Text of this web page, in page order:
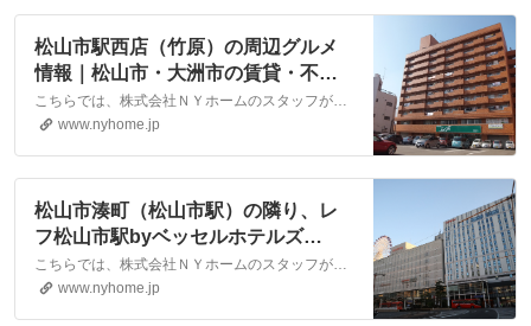
松山市駅西店（竹原）の周辺グルメ
情報｜松山市・大洲市の賃貸・不動
産なら株式会社NYホーム
こちらでは、株式会社ＮＹホームのスタッフが執筆したスタッフブログ記事、「松山市駅西店（竹原）の周辺グルメ情報」をご紹介しております。他にも様々なテーマの記事がありますので、お住まい探しの合間にぜひご一読ください！
www.nyhome.jp
松山市湊町（松山市駅）の隣り、レ
フ松山市駅byベッセルホテルズ
（REF VESSEL HOTELS）宿泊日記
｜松山市・大洲市の賃貸・不動産な
ら株式会社NYホーム
こちらでは、株式会社ＮＹホームのスタッフが執筆したスタッフブログ記事、「松山市湊町（松山市駅）の隣り、レフ松山市駅byベッセルホテルズ（REF VESSEL HOTELS）宿泊日記」をご紹介しております。他にも様々なテーマの記事がありますので、お住まい探しの合間にぜひご一読ください！
www.nyhome.jp